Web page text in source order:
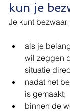
kun je
Je kunt bezwaar
als je
wil zeggen
situatie
nadat het
is gemaakt;
binnen de